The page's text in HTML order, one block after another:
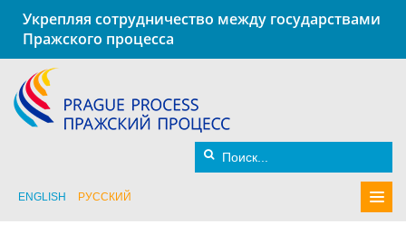
Укрепляя сотрудничество между государствами
Пражского процесса
ENGLISH РУССКИЙ